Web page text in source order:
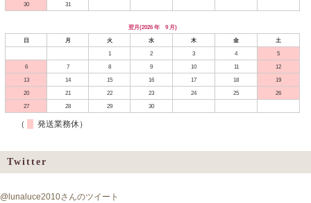
30
31
翌月(2026 年 9 月)
日
月 火 水 木 金
土
1
2 3 4
5
6
7 8 9 10 11
12
13
14 15 16 17 18
19
20
21 22 23 24 25
26
27
28 29 30
（ 発送業務休）
Twitter
@lunaluce2010さんのツイート